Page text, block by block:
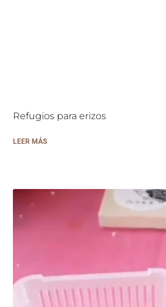
Refugios para erizos
LEER MÁS